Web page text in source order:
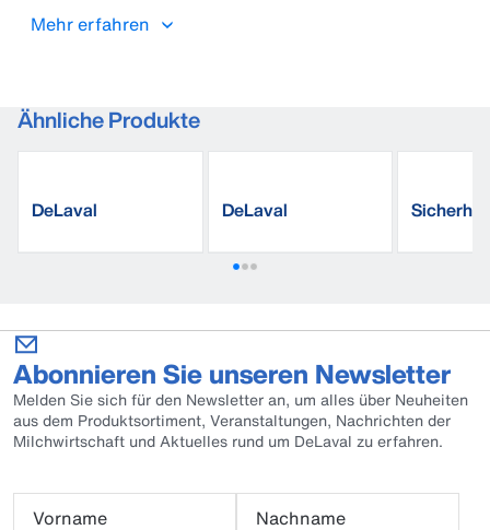
praktischer Begleiter für alle Arbeiten.
Mehr erfahren
Ähnliche Produkte
DeLaval DeLaval
Abonnieren Sie unseren Newsletter
Melden Sie sich für den Newsletter an, um alles über Neuheiten
aus dem Produktsortiment, Veranstaltungen, Nachrichten der
Milchwirtschaft und Aktuelles rund um DeLaval zu erfahren.
Vorname
Nachname